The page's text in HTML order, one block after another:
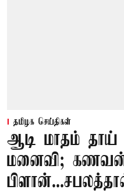
தமிழக செய்திகள்
ஆடி மாதம் தாய்
மனைவி;